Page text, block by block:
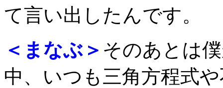
て言い出したんです。
＜まなぶ＞ そのあとは
中、いつも三角方程式